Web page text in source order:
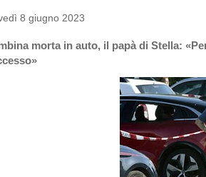
8 giugno 2023
morta in auto, il papà di Stella: